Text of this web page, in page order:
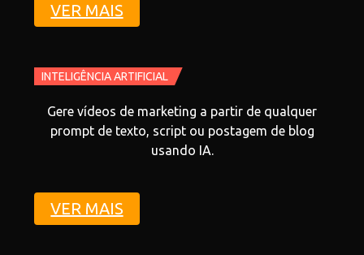
VER MAIS
INTELIGÊNCIA ARTIFICIAL
Gere vídeos de marketing a partir de qualquer
prompt de texto, script ou postagem de blog
usando IA.
VER MAIS